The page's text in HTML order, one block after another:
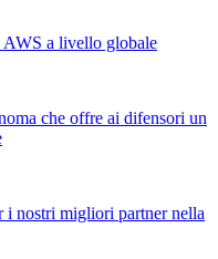
a livello globale
che offre ai difensori un
i nostri migliori partner nella